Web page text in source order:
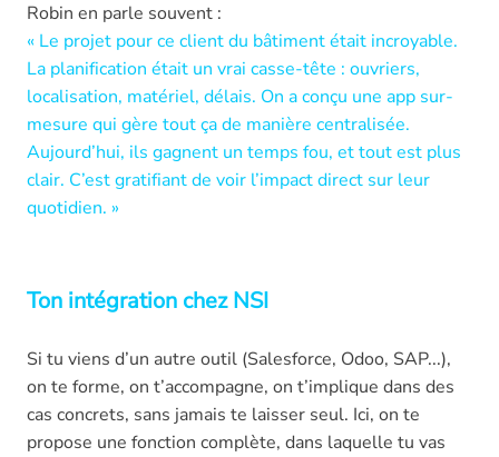
Robin en parle souvent :
« Le projet pour ce client du bâtiment était incroyable.
La planification était un vrai casse-tête : ouvriers,
localisation, matériel, délais. On a conçu une app sur-
mesure qui gère tout ça de manière centralisée.
Aujourd’hui, ils gagnent un temps fou, et tout est plus
clair. C’est gratifiant de voir l’impact direct sur leur
quotidien. »
Ton intégration chez NSI
Si tu viens d’un autre outil (Salesforce, Odoo, SAP...),
on te forme, on t’accompagne, on t’implique dans des
cas concrets, sans jamais te laisser seul. Ici, on te
propose une fonction complète, dans laquelle tu vas